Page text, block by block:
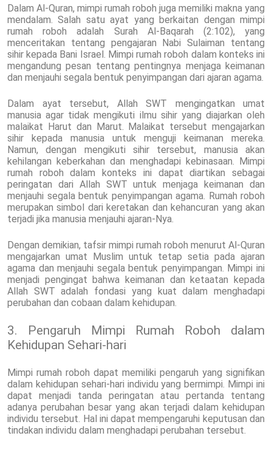
Dalam Al-Quran, mimpi rumah roboh juga memiliki makna yang
mendalam. Salah satu ayat yang berkaitan dengan mimpi
rumah roboh adalah Surah Al-Baqarah (2:102), yang
menceritakan tentang pengajaran Nabi Sulaiman tentang
sihir kepada Bani Israel. Mimpi rumah roboh dalam konteks ini
mengandung pesan tentang pentingnya menjaga keimanan
dan menjauhi segala bentuk penyimpangan dari ajaran agama.
Dalam ayat tersebut, Allah SWT mengingatkan umat
manusia agar tidak mengikuti ilmu sihir yang diajarkan oleh
malaikat Harut dan Marut. Malaikat tersebut mengajarkan
sihir kepada manusia untuk menguji keimanan mereka.
Namun, dengan mengikuti sihir tersebut, manusia akan
kehilangan keberkahan dan menghadapi kebinasaan. Mimpi
rumah roboh dalam konteks ini dapat diartikan sebagai
peringatan dari Allah SWT untuk menjaga keimanan dan
menjauhi segala bentuk penyimpangan agama. Rumah roboh
merupakan simbol dari keretakan dan kehancuran yang akan
terjadi jika manusia menjauhi ajaran-Nya.
Dengan demikian, tafsir mimpi rumah roboh menurut Al-Quran
mengajarkan umat Muslim untuk tetap setia pada ajaran
agama dan menjauhi segala bentuk penyimpangan. Mimpi ini
menjadi pengingat bahwa keimanan dan ketaatan kepada
Allah SWT adalah fondasi yang kuat dalam menghadapi
perubahan dan cobaan dalam kehidupan.
3. Pengaruh Mimpi Rumah Roboh dalam
Kehidupan Sehari-hari
Mimpi rumah roboh dapat memiliki pengaruh yang signifikan
dalam kehidupan sehari-hari individu yang bermimpi. Mimpi ini
dapat menjadi tanda peringatan atau pertanda tentang
adanya perubahan besar yang akan terjadi dalam kehidupan
individu tersebut. Hal ini dapat mempengaruhi keputusan dan
tindakan individu dalam menghadapi perubahan tersebut.